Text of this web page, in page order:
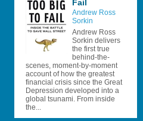
Fail
Andrew Ross
Sorkin
Andrew Ross
Sorkin delivers
the first true
behind-the-
scenes, moment-by-moment
account of how the greatest
financial crisis since the Great
Depression developed into a
global tsunami. From inside
the...